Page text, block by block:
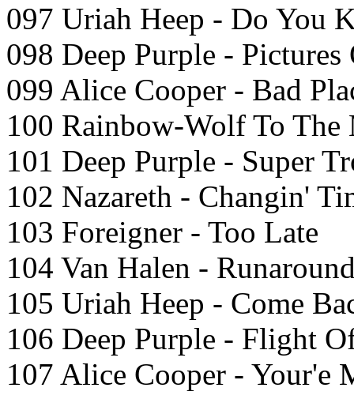
097 Uriah Heep - Do You
098 Deep Purple - Pictures
099 Alice Cooper - Bad
100 Rainbow-Wolf To The
101 Deep Purple - Super
102 Nazareth - Changin'
103 Foreigner - Too Late
104 Van Halen -
105 Uriah Heep - Come
106 Deep Purple - Flight
107 Alice Cooper - Your'e